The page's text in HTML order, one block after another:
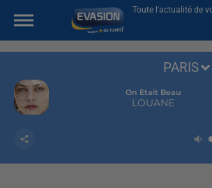
Toute l'actualité de
On Etait Beau
LOUANE
PARIS